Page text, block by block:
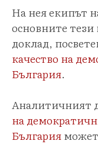
На нея екипът
основните
доклад,
качество на
България.
Аналитичният
на
България